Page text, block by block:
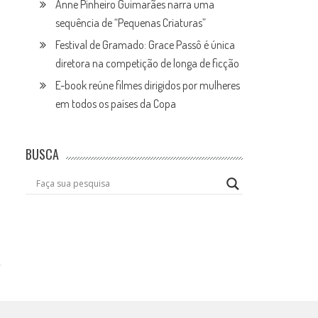
Anne Pinheiro Guimarães narra uma
sequência de “Pequenas Criaturas”
Festival de Gramado: Grace Passô é única
diretora na competição de longa de ficção
E-book reúne filmes dirigidos por mulheres
em todos os países da Copa
BUSCA